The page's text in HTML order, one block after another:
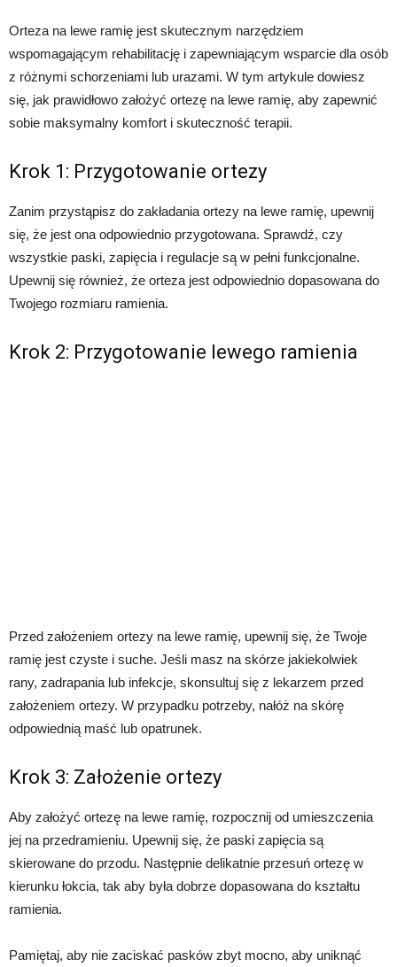
Orteza na lewe ramię jest skutecznym narzędziem
wspomagającym rehabilitację i zapewniającym wsparcie dla osób
z różnymi schorzeniami lub urazami. W tym artykule dowiesz
się, jak prawidłowo założyć ortezę na lewe ramię, aby zapewnić
sobie maksymalny komfort i skuteczność terapii.
Krok 1: Przygotowanie ortezy
Zanim przystąpisz do zakładania ortezy na lewe ramię, upewnij
się, że jest ona odpowiednio przygotowana. Sprawdź, czy
wszystkie paski, zapięcia i regulacje są w pełni funkcjonalne.
Upewnij się również, że orteza jest odpowiednio dopasowana do
Twojego rozmiaru ramienia.
Krok 2: Przygotowanie lewego ramienia
Przed założeniem ortezy na lewe ramię, upewnij się, że Twoje
ramię jest czyste i suche. Jeśli masz na skórze jakiekolwiek
rany, zadrapania lub infekcje, skonsultuj się z lekarzem przed
założeniem ortezy. W przypadku potrzeby, nałóż na skórę
odpowiednią maść lub opatrunek.
Krok 3: Założenie ortezy
Aby założyć ortezę na lewe ramię, rozpocznij od umieszczenia
jej na przedramieniu. Upewnij się, że paski zapięcia są
skierowane do przodu. Następnie delikatnie przesuń ortezę w
kierunku łokcia, tak aby była dobrze dopasowana do kształtu
ramienia.
Pamiętaj, aby nie zaciskać pasków zbyt mocno, aby uniknąć